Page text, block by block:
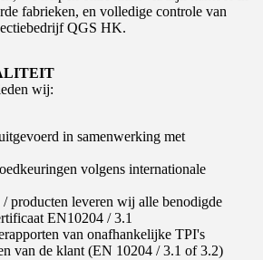
fabrieken, en volledige controle van
QGS HK.
wij:
in samenwerking met
volgens internationale
producten leveren wij alle benodigde
EN10204 / 3.1
van onafhankelijke TPI's
van de klant (EN 10204 / 3.1 of 3.2)